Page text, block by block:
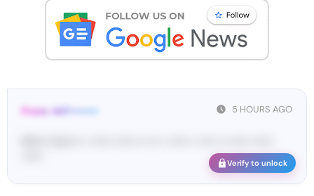
5 HOURS AGO
From: 447••••••••
Verify to unlock